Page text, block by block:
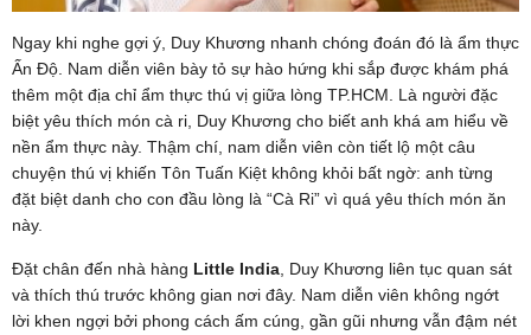
Ngay khi nghe gợi ý, Duy Khương nhanh chóng đoán đó là ẩm thực
Ấn Độ. Nam diễn viên bày tỏ sự hào hứng khi sắp được khám phá
thêm một địa chỉ ẩm thực thú vị giữa lòng TP.HCM. Là người đặc
biệt yêu thích món cà ri, Duy Khương cho biết anh khá am hiểu về
nền ẩm thực này. Thậm chí, nam diễn viên còn tiết lộ một câu
chuyện thú vị khiến Tôn Tuấn Kiệt không khỏi bất ngờ: anh từng
đặt biệt danh cho con đầu lòng là “Cà Ri” vì quá yêu thích món ăn
này.
Đặt chân đến nhà hàng Little India , Duy Khương liên tục quan sát
và thích thú trước không gian nơi đây. Nam diễn viên không ngớt
lời khen ngợi bởi phong cách ấm cúng, gần gũi nhưng vẫn đậm nét